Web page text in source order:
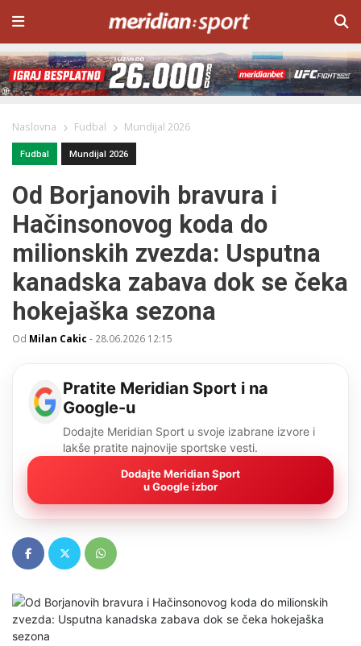
Naslovna Fudbal Mundijal 2026
Fudbal Mundijal 2026
Od Borjanovih bravura i
Hačinsonovog koda do
milionskih zvezda: Usputna
kanadska zabava dok se čeka
hokejaška sezona
Od Milan Cakic - 28.06.2026 12:15
Pratite Meridian Sport i na
Google-u
Dodajte Meridian Sport u svoje izabrane izvore i
lakše pratite najnovije sportske vesti.
Dodajte Meridian Sport
u Google izbor